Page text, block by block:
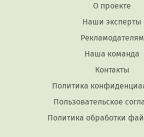
О проекте
Наши эксперты
Рекламодателям
Наша команда
Контакты
Политика
Пользовательское
Политика обработки